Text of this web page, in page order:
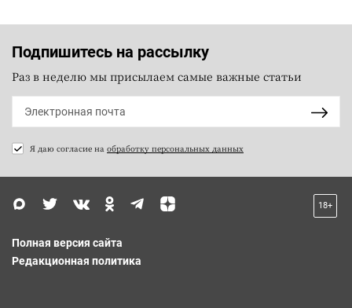
Подпишитесь на рассылку
Раз в неделю мы присылаем самые важные статьи
Я даю согласие на обработку персональных данных
18+
Полная версия сайта
Редакционная политика